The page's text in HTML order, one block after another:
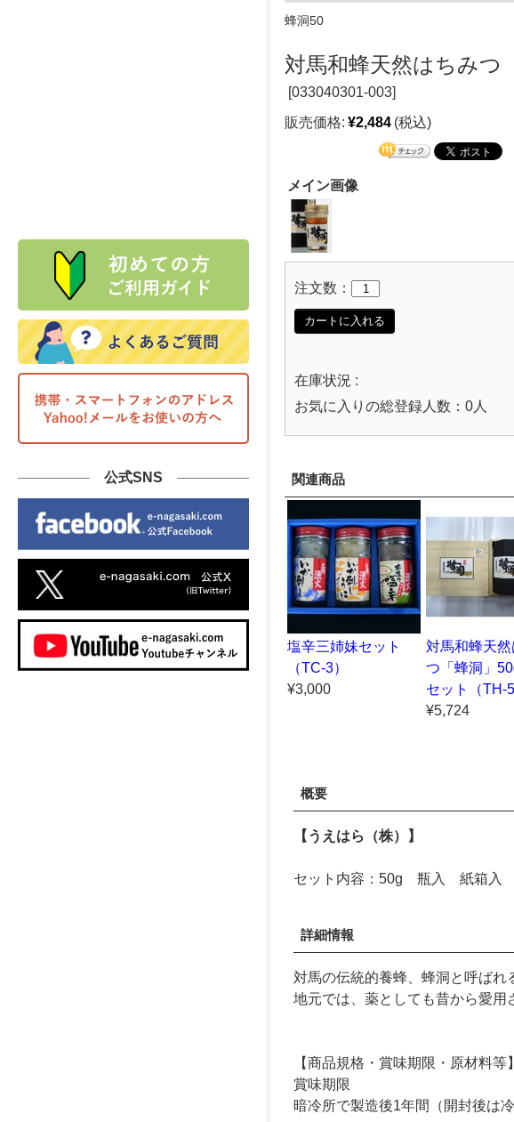
公式SNS
蜂洞50
対馬和蜂天然はちみつ
[033040301-003]
販売価格: ¥2,484 (税込)
メイン画像
注文数：
カートに入れる
在庫状況 :
お気に入りの総登録人数：0人
関連商品
塩辛三姉妹セット
（TC-3）
¥3,000
対馬和蜂天
つ「蜂洞」
セット（TH-
¥5,724
概要
【うえはら（株）】
セット内容：50g 瓶入 紙箱入
詳細情報
対馬の伝統的養蜂、蜂洞と呼ばれ
地元では、薬としても昔から愛用
【商品規格・賞味期限・原材料等】
賞味期限
暗冷所で製造後1年間（開封後は